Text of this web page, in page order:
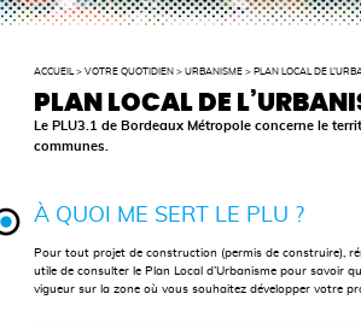
ACCUEIL >VOTRE QUOTIDIEN >URBANISME > PLAN LOCAL DE
PLAN LOCAL DE
Le PLU3.1 de Bordeaux Métropole concerne le
communes.
À QUOI ME SERT LE PLU ?
Pour tout projet de construction (permis de construire),
utile de consulter le Plan Local d’Urbanisme pour savoir
vigueur sur la zone où vous souhaitez développer votre